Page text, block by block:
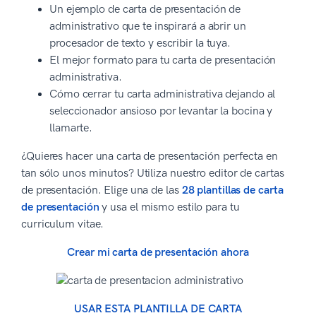
Un ejemplo de carta de presentación de
administrativo que te inspirará a abrir un
procesador de texto y escribir la tuya.
El mejor formato para tu carta de presentación
administrativa.
Cómo cerrar tu carta administrativa dejando al
seleccionador ansioso por levantar la bocina y
llamarte.
¿Quieres hacer una carta de presentación perfecta en
tan sólo unos minutos? Utiliza nuestro editor de cartas
de presentación. Elige una de las 28 plantillas de carta
de presentación y usa el mismo estilo para tu
curriculum vitae.
Crear mi carta de presentación ahora
USAR ESTA PLANTILLA DE CARTA